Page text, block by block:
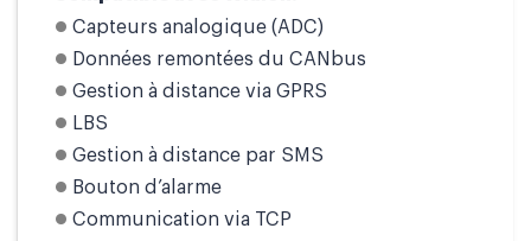
Capteurs analogique (ADC)
Données remontées du CANbus
Gestion à distance via GPRS
LBS
Gestion à distance par SMS
Bouton d’alarme
Communication via TCP